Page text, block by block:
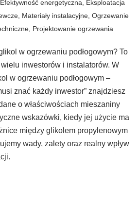
Efektywność energetyczna
Eksploatacja
Materiały instalacyjne Ogrzewanie
Projektowanie ogrzewania
w ogrzewaniu podłogowym? To
inwestorów i instalatorów. W
w ogrzewaniu podłogowym –
znać każdy inwestor” znajdziesz
o właściwościach mieszaniny
wskazówki, kiedy jej użycie ma
między glikolem propylenowym
wady, zalety oraz realny wpływ